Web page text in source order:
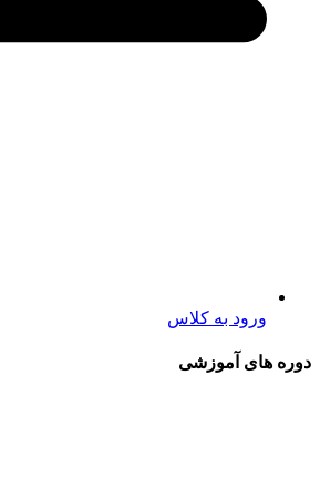
ورود به کلاس
دوره های آموزشی